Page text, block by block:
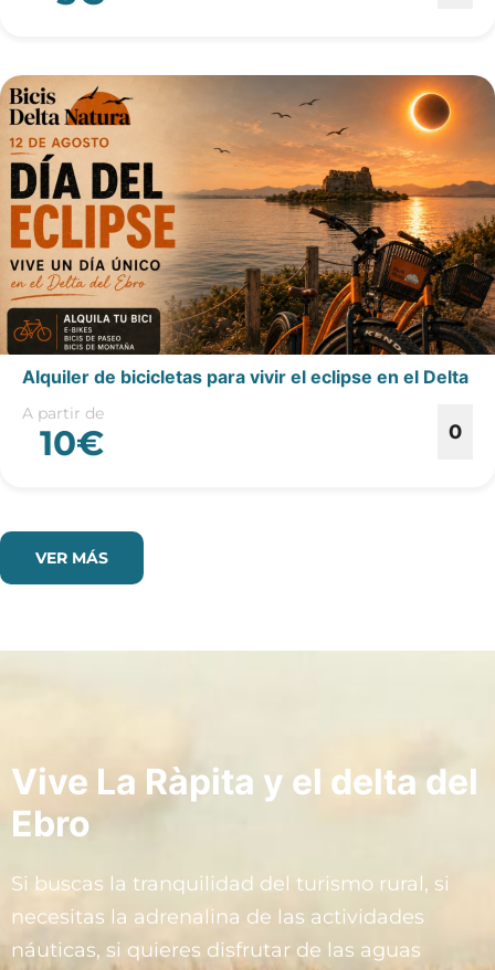
Alquiler de bicicletas para vivir el eclipse en el Delta
A partir de
10€ 0
VER MÁS
Vive La Ràpita y el delta del
Ebro
Si buscas la tranquilidad del turismo rural, si
necesitas la adrenalina de las actividades
náuticas, si quieres disfrutar de las aguas